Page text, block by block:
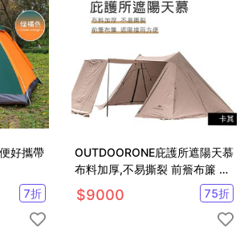
好攜帶
7折
OUTDOORONE庇護所遮陽天慕
布料加厚,不易撕裂 前簷布簾 遮
陽擋雨方便
$9000 75折